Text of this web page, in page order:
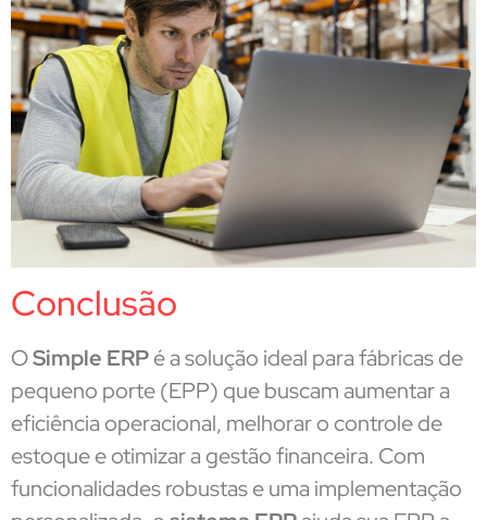
Conclusão
OSimple ERPé a solução ideal para fábricas de
pequeno porte (EPP) que buscam aumentar a
eficiência operacional, melhorar o controle de
estoque e otimizar a gestão financeira. Com
funcionalidades robustas e uma implementação